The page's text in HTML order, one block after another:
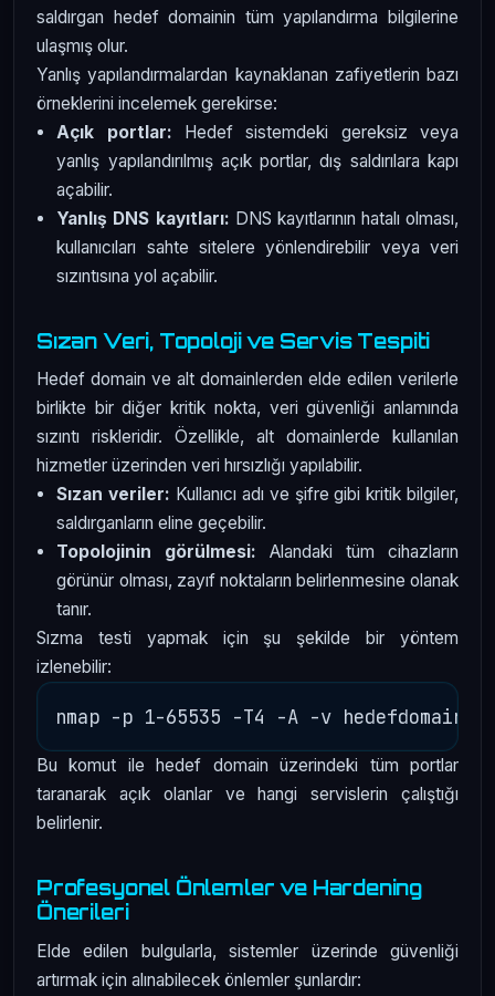
saldırgan hedef domainin tüm yapılandırma bilgilerine
ulaşmış olur.
Yanlış yapılandırmalardan kaynaklanan zafiyetlerin bazı
örneklerini incelemek gerekirse:
Açık portlar: Hedef sistemdeki gereksiz veya
yanlış yapılandırılmış açık portlar, dış saldırılara kapı
açabilir.
Yanlış DNS kayıtları: DNS kayıtlarının hatalı olması,
kullanıcıları sahte sitelere yönlendirebilir veya veri
sızıntısına yol açabilir.
Sızan Veri, Topoloji ve Servis Tespiti
Hedef domain ve alt domainlerden elde edilen verilerle
birlikte bir diğer kritik nokta, veri güvenliği anlamında
sızıntı riskleridir. Özellikle, alt domainlerde kullanılan
hizmetler üzerinden veri hırsızlığı yapılabilir.
Sızan veriler: Kullanıcı adı ve şifre gibi kritik bilgiler,
saldırganların eline geçebilir.
Topolojinin görülmesi: Alandaki tüm cihazların
görünür olması, zayıf noktaların belirlenmesine olanak
tanır.
Sızma testi yapmak için şu şekilde bir yöntem
izlenebilir:
Bu komut ile hedef domain üzerindeki tüm portlar
taranarak açık olanlar ve hangi servislerin çalıştığı
belirlenir.
Profesyonel Önlemler ve Hardening
Önerileri
Elde edilen bulgularla, sistemler üzerinde güvenliği
artırmak için alınabilecek önlemler şunlardır: